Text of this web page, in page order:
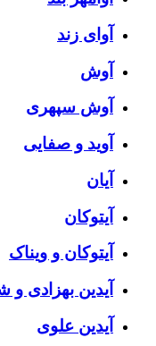
آوای زند
آوش
آوش سپهری
آوید و صفایی
آیان
آیتوکان
آیتوکان و ویناک
آیدین بهزادی و
آیدین علوی